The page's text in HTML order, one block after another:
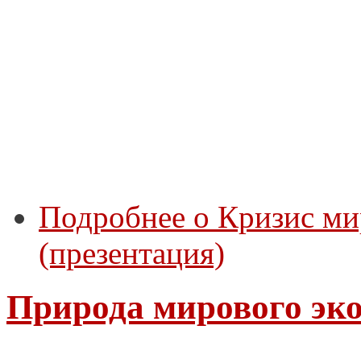
Подробнее о Кризис
(презентация)
Природа мирового